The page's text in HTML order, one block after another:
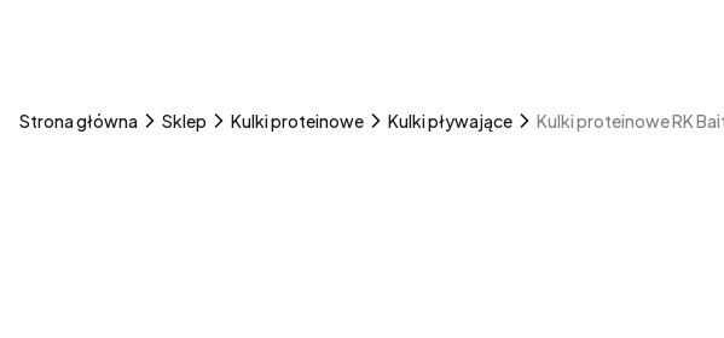
Strona główna Sklep Kulki proteinowe Kulki pływające Kulki proteinowe RK